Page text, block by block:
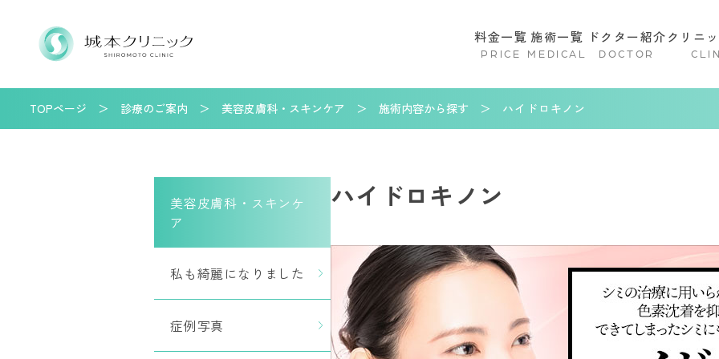
料金一覧
PRICE
施術一覧
MEDICAL
ドクター紹介
DOCTOR
クリニ
TOPページ 診療のご案内 美容皮膚科・スキンケア 施術内容から探す ハイドロキノン
美容皮膚科・スキンケ
ア
私も綺麗になりました
症例写真
ハイドロキノン